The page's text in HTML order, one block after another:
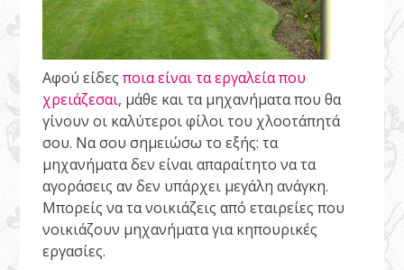
Αφού είδεςποια είναι τα εργαλεία που
χρειάζεσαι, μάθε και τα μηχανήματα που θα
γίνουν οι καλύτεροι φίλοι του χλοοτάπητά
σου. Να σου σημειώσω το εξής: τα
μηχανήματα δεν είναι απαραίτητο να τα
αγοράσεις αν δεν υπάρχει μεγάλη ανάγκη.
Μπορείς να τα νοικιάζεις από εταιρείες που
νοικιάζουν μηχανήματα για κηπουρικές
εργασίες.